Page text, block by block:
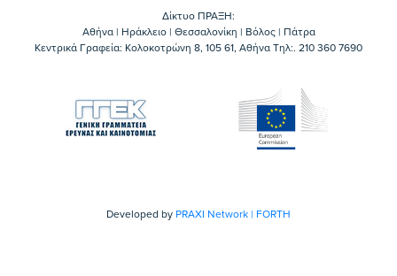
Δίκτυο ΠΡΑΞΗ:
Αθήνα | Ηράκλειο | Θεσσαλονίκη | Βόλος | Πάτρα
Κεντρικά Γραφεία: Kολοκοτρώνη 8, 105 61, Αθήνα Τηλ:. 210 360 7690
Developed by PRAXI Network | FORTH